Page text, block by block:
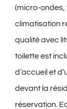
(micro-ondes,
climatisation
qualité avec
toilette est
d’accueil et
devant la
réservation.